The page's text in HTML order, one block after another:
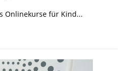
Onlinekurse für Kind...